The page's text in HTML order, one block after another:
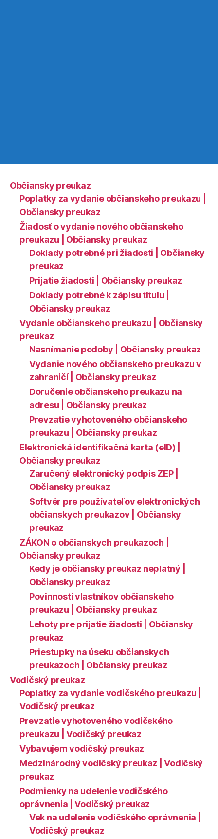
Občiansky preukaz
Poplatky za vydanie občianskeho preukazu |
Občiansky preukaz
Žiadosť o vydanie nového občianskeho
preukazu | Občiansky preukaz
Doklady potrebné pri žiadosti | Občiansky
preukaz
Prijatie žiadosti | Občiansky preukaz
Doklady potrebné k zápisu titulu |
Občiansky preukaz
Vydanie občianskeho preukazu | Občiansky
preukaz
Nasnímanie podoby | Občiansky preukaz
Vydanie nového občianskeho preukazu v
zahraničí | Občiansky preukaz
Doručenie občianskeho preukazu na
adresu | Občiansky preukaz
Prevzatie vyhotoveného občianskeho
preukazu | Občiansky preukaz
Elektronická identifikačná karta (eID) |
Občiansky preukaz
Zaručený elektronický podpis ZEP |
Občiansky preukaz
Softvér pre používateľov elektronických
občianskych preukazov | Občiansky
preukaz
ZÁKON o občianskych preukazoch |
Občiansky preukaz
Kedy je občiansky preukaz neplatný |
Občiansky preukaz
Povinnosti vlastníkov občianskeho
preukazu | Občiansky preukaz
Lehoty pre prijatie žiadosti | Občiansky
preukaz
Priestupky na úseku občianskych
preukazoch | Občiansky preukaz
Vodičský preukaz
Poplatky za vydanie vodičského preukazu |
Vodičský preukaz
Prevzatie vyhotoveného vodičského
preukazu | Vodičský preukaz
Vybavujem vodičský preukaz
Medzinárodný vodičský preukaz | Vodičský
preukaz
Podmienky na udelenie vodičského
oprávnenia | Vodičský preukaz
Vek na udelenie vodičského oprávnenia |
Vodičský preukaz